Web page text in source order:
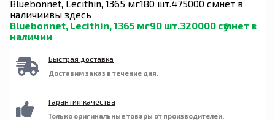
отсутствует или повреждена. При
использовании пищевых добавок
проконсультируйтесь с врачом, если вы
проходите курс лечения по состоянию
Bluebonnet, Lecithin, 1365 мг180 шт. 475000 сӯмнет в
наличиивы здесь
Bluebonnet, Lecithin, 1365 мг90 шт.320000 сӯмнет в
наличии
Быстрая доставка
Доставим заказ в течение дня.
Гарантия качества
Только оригинальные товары от производителей.